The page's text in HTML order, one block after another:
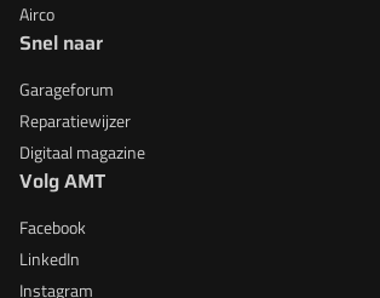
Airco
Snel naar
Garageforum
Reparatiewijzer
Digitaal magazine
Volg AMT
Facebook
LinkedIn
Instagram